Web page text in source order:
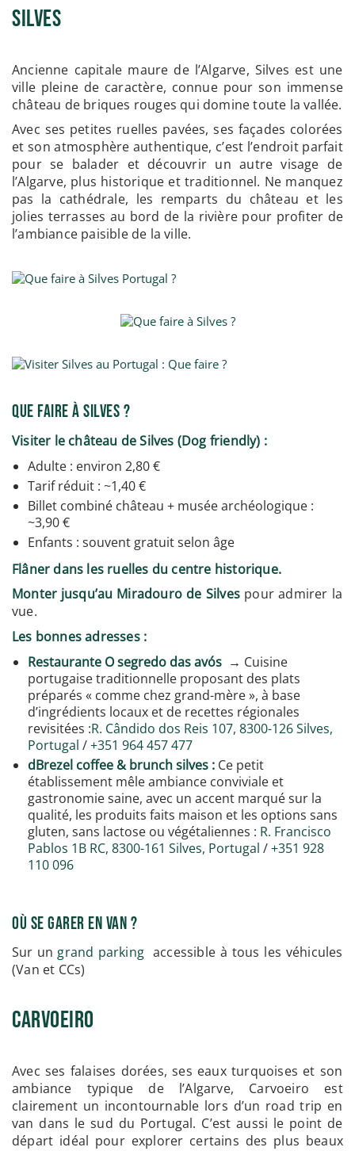
Silves
Ancienne capitale maure de l’Algarve, Silves est une
ville pleine de caractère, connue pour son immense
château de briques rouges qui domine toute la vallée.
Avec ses petites ruelles pavées, ses façades colorées
et son atmosphère authentique, c’est l’endroit parfait
pour se balader et découvrir un autre visage de
l’Algarve, plus historique et traditionnel. Ne manquez
pas la cathédrale, les remparts du château et les
jolies terrasses au bord de la rivière pour profiter de
l’ambiance paisible de la ville.
Que Faire à Silves ?
Visiter le château de Silves (Dog friendly) :
Adulte : environ 2,80 €
Tarif réduit : ~1,40 €
Billet combiné château + musée archéologique :
~3,90 €
Enfants : souvent gratuit selon âge
Flâner dans les ruelles du centre historique.
Monter jusqu’au Miradouro de Silvespour admirer la
vue.
Les bonnes adresses :
Restaurante O segredo das avós → Cuisine
portugaise traditionnelle proposant des plats
préparés « comme chez grand-mère », à base
d’ingrédients locaux et de recettes régionales
revisitées :R. Cândido dos Reis 107, 8300-126 Silves,
Portugal /+351 964 457 477
dBrezel coffee & brunch silves : Ce petit
établissement mêle ambiance conviviale et
gastronomie saine, avec un accent marqué sur la
qualité, les produits faits maison et les options sans
gluten, sans lactose ou végétaliennes : R. Francisco
Pablos 1B RC, 8300-161 Silves, Portugal /+351 928
110 096
Où se garer en van ?
Sur un grand parking accessible à tous les véhicules
(Van et CCs)
Carvoeiro
Avec ses falaises dorées, ses eaux turquoises et son
ambiance typique de l’Algarve, Carvoeiro est
clairement un incontournable lors d’un road trip en
van dans le sud du Portugal. C’est aussi le point de
départ idéal pour explorer certains des plus beaux